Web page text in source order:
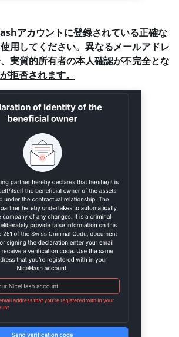
アカウントに登録されている正確な
用してください。異なるメールアドレ
実質的所有者の本人確認が不完全とな
拒否されます。